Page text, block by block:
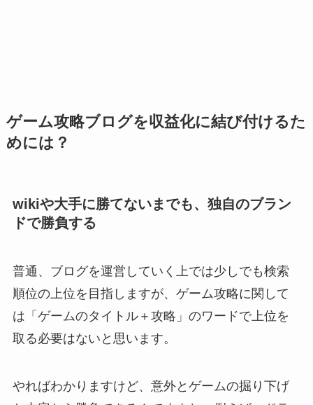
ゲーム攻略ブログを収益化に結び付けるた
めには？
wikiや大手に勝てないまでも、独自のブラン
ドで勝負する
普通、ブログを運営していく上では少しでも検索
順位の上位を目指しますが、ゲーム攻略に関して
は「ゲームのタイトル＋攻略」のワードで上位を
取る必要はないと思います。
やればわかりますけど、意外とゲームの掘り下げ